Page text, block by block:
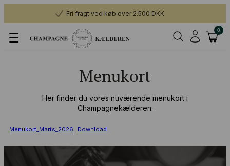
Fri fragt ved køb over 2.500 DKK
0
Menukort
Her finder du vores nuværende menukort i
Champagnekælderen.
Menukort_Marts_2026 Download